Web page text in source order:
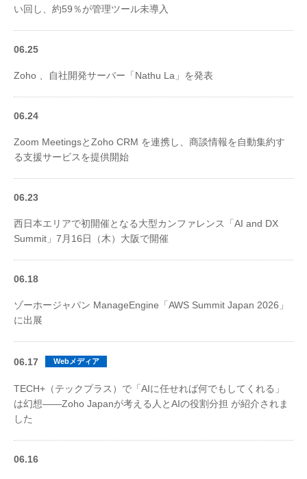
い回し、約59％が管理ツール未導入
06.25
Zoho 、自社開発サーバー「Nathu La」を発表
06.24
Zoom MeetingsとZoho CRM を連携し、商談情報を自動集約す
る支援サービスを提供開始
06.23
西日本エリアで初開催となる大型カンファレンス「AI and DX
Summit」7月16日（木）大阪で開催
06.18
ゾーホージャパン ManageEngine「AWS Summit Japan 2026」
に出展
06.17 Webメディア
TECH+（テックプラス）で「AIに任せれば何でもしてくれる」
は幻想――Zoho Japanが考える人とAIの役割分担 が紹介されま
した
06.16